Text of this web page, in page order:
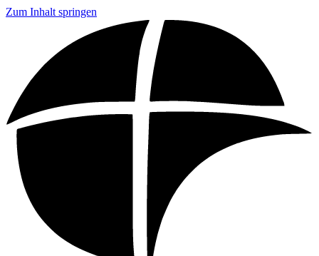
Zum Inhalt springen